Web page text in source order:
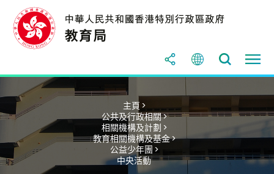
主頁 >
公共及行政相關 >
相關機構及計劃 >
教育相關機構及基金 >
公益少年團 >
中央活動